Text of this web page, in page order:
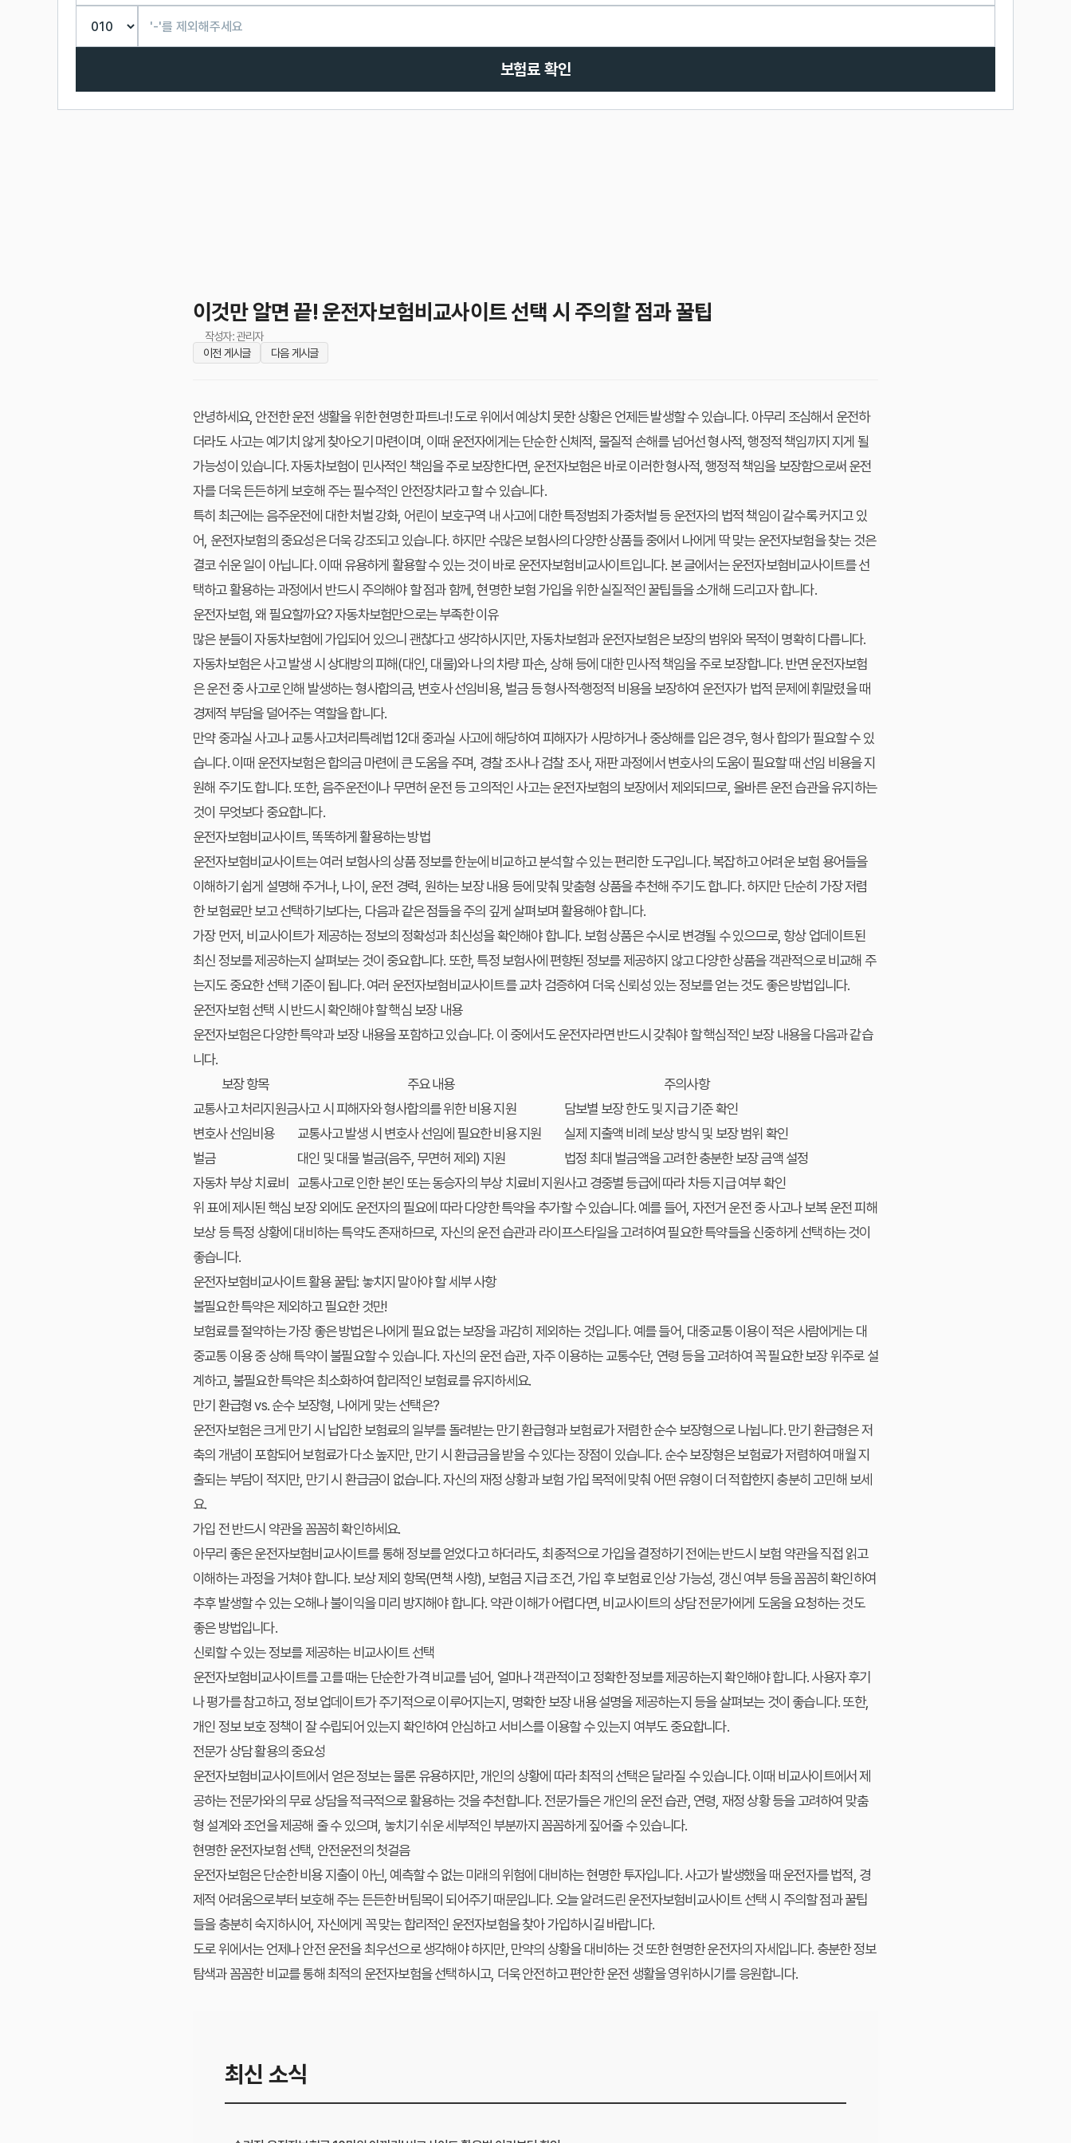
보험료 확인
이것만 알면 끝! 운전자보험비교사이트 선택 시 주의할 점과 꿀팁
작성자: 관리자
이전 게시글
다음 게시글
안녕하세요, 안전한 운전 생활을 위한 현명한 파트너! 도로 위에서 예상치 못한 상황은 언제든 발생할 수 있습니다. 아무리 조심해서 운전하
더라도 사고는 예기치 않게 찾아오기 마련이며, 이때 운전자에게는 단순한 신체적, 물질적 손해를 넘어선 형사적, 행정적 책임까지 지게 될
가능성이 있습니다. 자동차보험이 민사적인 책임을 주로 보장한다면, 운전자보험은 바로 이러한 형사적, 행정적 책임을 보장함으로써 운전
자를 더욱 든든하게 보호해 주는 필수적인 안전장치라고 할 수 있습니다.
특히 최근에는 음주운전에 대한 처벌 강화, 어린이 보호구역 내 사고에 대한 특정범죄 가중처벌 등 운전자의 법적 책임이 갈수록 커지고 있
어, 운전자보험의 중요성은 더욱 강조되고 있습니다. 하지만 수많은 보험사의 다양한 상품들 중에서 나에게 딱 맞는 운전자보험을 찾는 것은
결코 쉬운 일이 아닙니다. 이때 유용하게 활용할 수 있는 것이 바로 운전자보험비교사이트입니다. 본 글에서는 운전자보험비교사이트를 선
택하고 활용하는 과정에서 반드시 주의해야 할 점과 함께, 현명한 보험 가입을 위한 실질적인 꿀팁들을 소개해 드리고자 합니다.
운전자보험, 왜 필요할까요? 자동차보험만으로는 부족한 이유
많은 분들이 자동차보험에 가입되어 있으니 괜찮다고 생각하시지만, 자동차보험과 운전자보험은 보장의 범위와 목적이 명확히 다릅니다.
자동차보험은 사고 발생 시 상대방의 피해(대인, 대물)와 나의 차량 파손, 상해 등에 대한 민사적 책임을 주로 보장합니다. 반면 운전자보험
은 운전 중 사고로 인해 발생하는 형사합의금, 변호사 선임비용, 벌금 등 형사적·행정적 비용을 보장하여 운전자가 법적 문제에 휘말렸을 때
경제적 부담을 덜어주는 역할을 합니다.
만약 중과실 사고나 교통사고처리특례법 12대 중과실 사고에 해당하여 피해자가 사망하거나 중상해를 입은 경우, 형사 합의가 필요할 수 있
습니다. 이때 운전자보험은 합의금 마련에 큰 도움을 주며, 경찰 조사나 검찰 조사, 재판 과정에서 변호사의 도움이 필요할 때 선임 비용을 지
원해 주기도 합니다. 또한, 음주운전이나 무면허 운전 등 고의적인 사고는 운전자보험의 보장에서 제외되므로, 올바른 운전 습관을 유지하는
것이 무엇보다 중요합니다.
운전자보험비교사이트, 똑똑하게 활용하는 방법
운전자보험비교사이트는 여러 보험사의 상품 정보를 한눈에 비교하고 분석할 수 있는 편리한 도구입니다. 복잡하고 어려운 보험 용어들을
이해하기 쉽게 설명해 주거나, 나이, 운전 경력, 원하는 보장 내용 등에 맞춰 맞춤형 상품을 추천해 주기도 합니다. 하지만 단순히 가장 저렴
한 보험료만 보고 선택하기보다는, 다음과 같은 점들을 주의 깊게 살펴보며 활용해야 합니다.
가장 먼저, 비교사이트가 제공하는 정보의 정확성과 최신성을 확인해야 합니다. 보험 상품은 수시로 변경될 수 있으므로, 항상 업데이트된
최신 정보를 제공하는지 살펴보는 것이 중요합니다. 또한, 특정 보험사에 편향된 정보를 제공하지 않고 다양한 상품을 객관적으로 비교해 주
는지도 중요한 선택 기준이 됩니다. 여러 운전자보험비교사이트를 교차 검증하여 더욱 신뢰성 있는 정보를 얻는 것도 좋은 방법입니다.
운전자보험 선택 시 반드시 확인해야 할 핵심 보장 내용
운전자보험은 다양한 특약과 보장 내용을 포함하고 있습니다. 이 중에서도 운전자라면 반드시 갖춰야 할 핵심적인 보장 내용을 다음과 같습
니다.
보장 항목
주요 내용
주의사항
교통사고 처리지원금사고 시 피해자와 형사합의를 위한 비용 지원
담보별 보장 한도 및 지급 기준 확인
변호사 선임비용
교통사고 발생 시 변호사 선임에 필요한 비용 지원
실제 지출액 비례 보상 방식 및 보장 범위 확인
벌금
대인 및 대물 벌금(음주, 무면허 제외) 지원
법정 최대 벌금액을 고려한 충분한 보장 금액 설정
자동차 부상 치료비
교통사고로 인한 본인 또는 동승자의 부상 치료비 지원사고 경중별 등급에 따라 차등 지급 여부 확인
위 표에 제시된 핵심 보장 외에도 운전자의 필요에 따라 다양한 특약을 추가할 수 있습니다. 예를 들어, 자전거 운전 중 사고나 보복 운전 피해
보상 등 특정 상황에 대비하는 특약도 존재하므로, 자신의 운전 습관과 라이프스타일을 고려하여 필요한 특약들을 신중하게 선택하는 것이
좋습니다.
운전자보험비교사이트 활용 꿀팁: 놓치지 말아야 할 세부 사항
불필요한 특약은 제외하고 필요한 것만!
보험료를 절약하는 가장 좋은 방법은 나에게 필요 없는 보장을 과감히 제외하는 것입니다. 예를 들어, 대중교통 이용이 적은 사람에게는 대
중교통 이용 중 상해 특약이 불필요할 수 있습니다. 자신의 운전 습관, 자주 이용하는 교통수단, 연령 등을 고려하여 꼭 필요한 보장 위주로 설
계하고, 불필요한 특약은 최소화하여 합리적인 보험료를 유지하세요.
만기 환급형 vs. 순수 보장형, 나에게 맞는 선택은?
운전자보험은 크게 만기 시 납입한 보험료의 일부를 돌려받는 만기 환급형과 보험료가 저렴한 순수 보장형으로 나뉩니다. 만기 환급형은 저
축의 개념이 포함되어 보험료가 다소 높지만, 만기 시 환급금을 받을 수 있다는 장점이 있습니다. 순수 보장형은 보험료가 저렴하여 매월 지
출되는 부담이 적지만, 만기 시 환급금이 없습니다. 자신의 재정 상황과 보험 가입 목적에 맞춰 어떤 유형이 더 적합한지 충분히 고민해 보세
요.
가입 전 반드시 약관을 꼼꼼히 확인하세요.
아무리 좋은 운전자보험비교사이트를 통해 정보를 얻었다고 하더라도, 최종적으로 가입을 결정하기 전에는 반드시 보험 약관을 직접 읽고
이해하는 과정을 거쳐야 합니다. 보상 제외 항목(면책 사항), 보험금 지급 조건, 가입 후 보험료 인상 가능성, 갱신 여부 등을 꼼꼼히 확인하여
추후 발생할 수 있는 오해나 불이익을 미리 방지해야 합니다. 약관 이해가 어렵다면, 비교사이트의 상담 전문가에게 도움을 요청하는 것도
좋은 방법입니다.
신뢰할 수 있는 정보를 제공하는 비교사이트 선택
운전자보험비교사이트를 고를 때는 단순한 가격 비교를 넘어, 얼마나 객관적이고 정확한 정보를 제공하는지 확인해야 합니다. 사용자 후기
나 평가를 참고하고, 정보 업데이트가 주기적으로 이루어지는지, 명확한 보장 내용 설명을 제공하는지 등을 살펴보는 것이 좋습니다. 또한,
개인 정보 보호 정책이 잘 수립되어 있는지 확인하여 안심하고 서비스를 이용할 수 있는지 여부도 중요합니다.
전문가 상담 활용의 중요성
운전자보험비교사이트에서 얻은 정보는 물론 유용하지만, 개인의 상황에 따라 최적의 선택은 달라질 수 있습니다. 이때 비교사이트에서 제
공하는 전문가와의 무료 상담을 적극적으로 활용하는 것을 추천합니다. 전문가들은 개인의 운전 습관, 연령, 재정 상황 등을 고려하여 맞춤
형 설계와 조언을 제공해 줄 수 있으며, 놓치기 쉬운 세부적인 부분까지 꼼꼼하게 짚어줄 수 있습니다.
현명한 운전자보험 선택, 안전운전의 첫걸음
운전자보험은 단순한 비용 지출이 아닌, 예측할 수 없는 미래의 위험에 대비하는 현명한 투자입니다. 사고가 발생했을 때 운전자를 법적, 경
제적 어려움으로부터 보호해 주는 든든한 버팀목이 되어주기 때문입니다. 오늘 알려드린 운전자보험비교사이트 선택 시 주의할 점과 꿀팁
들을 충분히 숙지하시어, 자신에게 꼭 맞는 합리적인 운전자보험을 찾아 가입하시길 바랍니다.
도로 위에서는 언제나 안전 운전을 최우선으로 생각해야 하지만, 만약의 상황을 대비하는 것 또한 현명한 운전자의 자세입니다. 충분한 정보
탐색과 꼼꼼한 비교를 통해 최적의 운전자보험을 선택하시고, 더욱 안전하고 편안한 운전 생활을 영위하시기를 응원합니다.
최신 소식